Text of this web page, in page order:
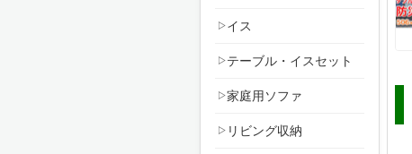
イス
テーブル・イスセット
家庭用ソファ
リビング収納